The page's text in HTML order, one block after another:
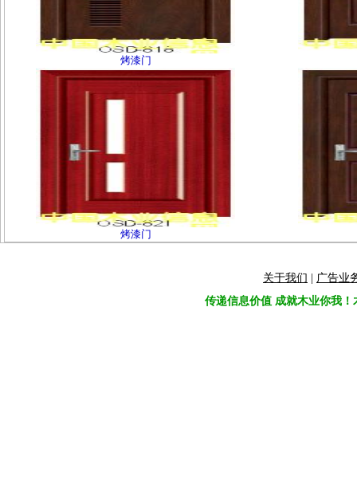
烤漆门
烤漆门
关于我们
广告业
传递信息价值 成就木业你我